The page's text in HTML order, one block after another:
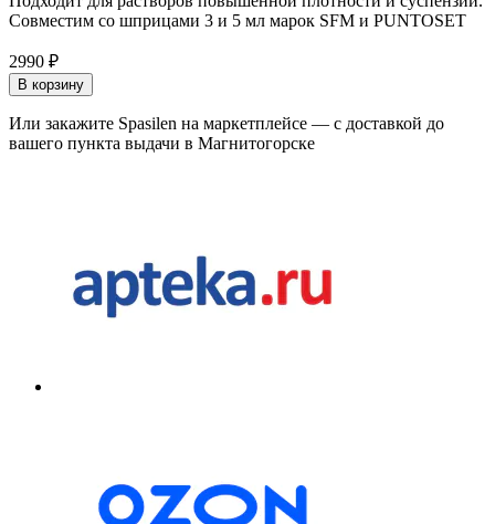
Совместим со шприцами 3 и 5 мл марок SFM и PUNTOSET
2990 ₽
В корзину
Или закажите Spasilen на маркетплейсе — с доставкой до
вашего пункта выдачи в Магнитогорске